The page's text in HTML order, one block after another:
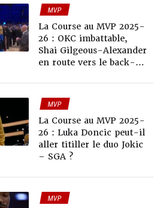
MVP
La Course au MVP 2025-
26 : OKC imbattable,
Shai Gilgeous-Alexander
en route vers le back-
MVP
La Course au MVP 2025-
26 : Luka Doncic peut-il
aller titiller le duo Jokic
– SGA ?
MVP